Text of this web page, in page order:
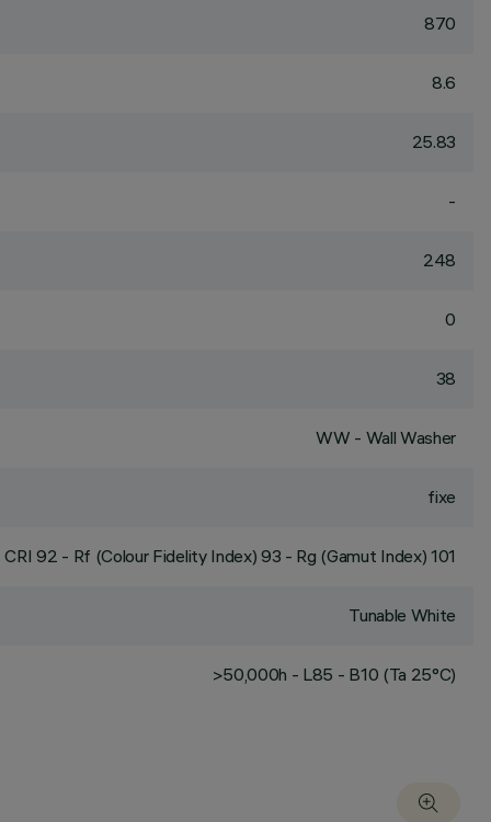
870
8.6
25.83
-
248
0
38
WW - Wall Washer
fixe
CRI92 - Rf (Colour Fidelity Index) 93 - Rg (Gamut Index) 101
Tunable White
>50,000h - L85 - B10 (Ta 25°C)